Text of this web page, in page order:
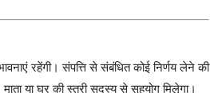
रहेंगी। संपत्ति से संबंधित कोई निर्णय लेने की
या घर की स्त्री सदस्य से सहयोग मिलेगा।